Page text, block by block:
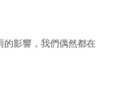
影響，我們偶然都在